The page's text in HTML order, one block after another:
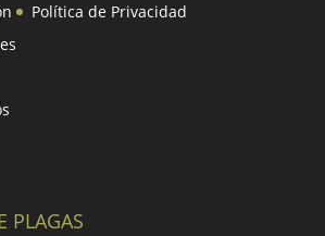
Política de Privacidad
PLAGAS